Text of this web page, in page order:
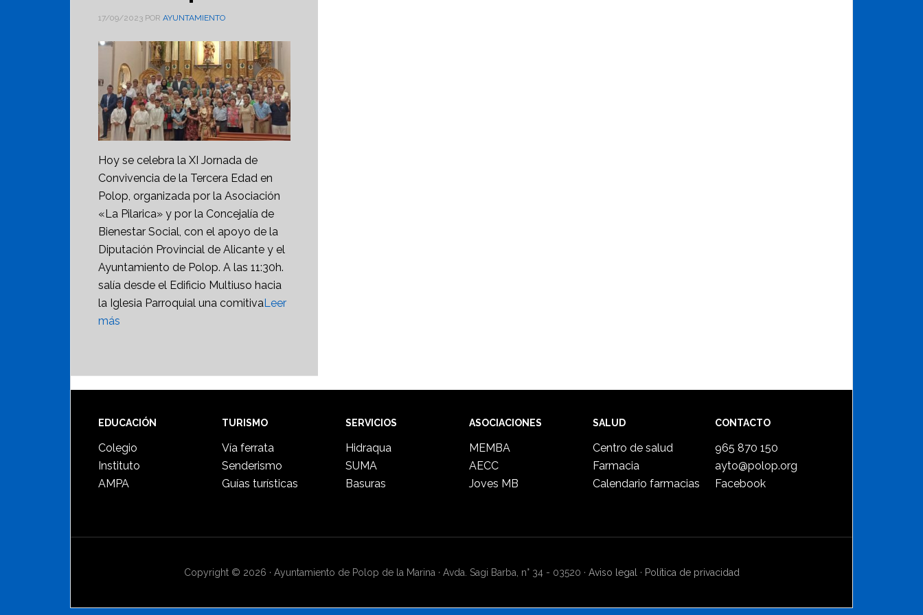
17/09/2023 POR AYUNTAMIENTO
Hoy se celebra la XI Jornada de
Convivencia de la Tercera Edad en
Polop, organizada por la Asociación
«La Pilarica» y por la Concejalía de
Bienestar Social, con el apoyo de la
Diputación Provincial de Alicante y el
Ayuntamiento de Polop. A las 11:30h.
salía desde el Edificio Multiuso hacia
la Iglesia Parroquial una comitivaLeer
más
Footer
EDUCACIÓN
Colegio
Instituto
AMPA
TURISMO
Vía ferrata
Senderismo
Guías turísticas
SERVICIOS
Hidraqua
SUMA
Basuras
ASOCIACIONES
MEMBA
AECC
Joves MB
SALUD
Centro de salud
Farmacia
Calendario farmacias
CONTACTO
965 870 150
ayto@polop.org
Facebook
Copyright © 2026 · Ayuntamiento de Polop de la Marina · Avda. Sagi Barba, n° 34 - 03520 · Aviso legal · Política de privacidad